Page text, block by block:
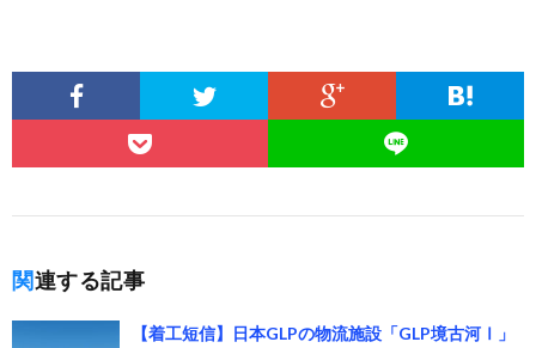
関連する記事
【着工短信】日本GLPの物流施設「GLP境古河Ⅰ」